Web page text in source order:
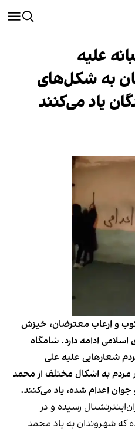
علیه
به شکل‌های
یاد می‌کنند
و ارعاب معترضان،‌ خیزش
اسلامی ادامه دارد. شامگاه
از مردم شعارهایی علیه علی
مردم به اشکال مختلف از محمد
اعدام شده، یاد می‌کنند.
رسیده و در
شهروندان به یاد محمد